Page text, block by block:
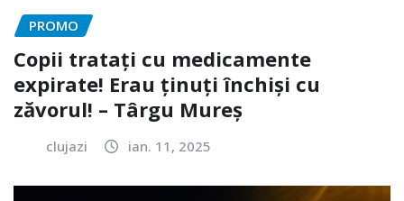
PROMO
Copii tratați cu medicamente
expirate! Erau ținuți închiși cu
zăvorul! – Târgu Mureș
clujazi ian. 11, 2025